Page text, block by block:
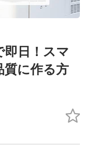
即日！スマ
質に作る方